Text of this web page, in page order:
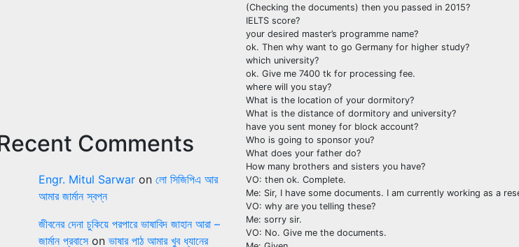
Comments
Engr. Mitul Sarwar on লো সিজিপিএ আর
আমার জার্মান স্বপ্ন
জীবনের দেনা চুকিয়ে পরপারে ভাষাবিদ জাহান আরা –
জার্মান প্রবাসেon ভাষার পাঠ আমার খুব ধ্যানের
(Checking the documents) then you passed in 2015?
IELTS score?
your desired master’s programme name?
ok. Then why want to go Germany for higher study?
which university?
ok. Give me 7400 tk for processing fee.
where will you stay?
What is the location of your dormitory?
What is the distance of dormitory and university?
have you sent money for block account?
Who is going to sponsor you?
What does your father do?
How many brothers and sisters you have?
VO: then ok. Complete.
Me: Sir, I have some documents. I am currently working as a
VO: why are you telling these?
Me: sorry sir.
VO: No. Give me the documents.